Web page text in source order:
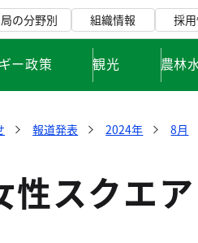
局の分野別 組織情報 採
ー政策 観光 農林
報道発表 2024年 8月
性スクエ